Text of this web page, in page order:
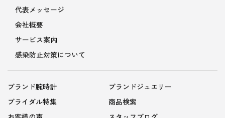
代表メッセージ
会社概要
サービス案内
感染防止対策について
ブランド腕時計
ブランドジュエリー
ブライダル特集
商品検索